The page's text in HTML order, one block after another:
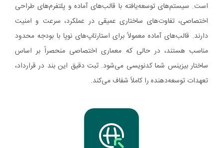
است. سیستم‌های توسعه‌یافته با قالب‌های آماده و پلتفرم‌های طراحی
اختصاصی، تفاوت‌های ساختاری عمیقی در عملکرد، سرعت و امنیت
دارند. قالب‌های آماده معمولاً برای استارتاپ‌های نوپا با بودجه محدود
مناسب هستند، در حالی که معماری اختصاصی منحصراً بر اساس
ساختار بیزینس شما کدنویسی می‌شود. ثبت دقیق این بند در قرارداد،
تعهدات توسعه‌دهنده را کاملاً شفاف می‌کند.